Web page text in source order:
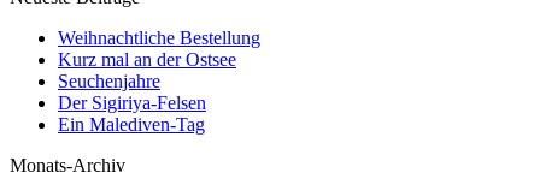
Weihnachtliche Bestellung
Kurz mal an der Ostsee
Seuchenjahre
Der Sigiriya-Felsen
Ein Malediven-Tag
Monats-Archiv